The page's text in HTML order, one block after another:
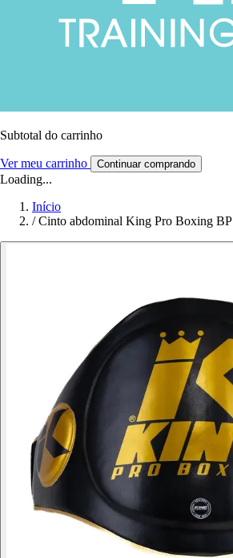
Subtotal do carrinho
Ver meu carrinho Continuar comprando
Loading...
Início
/ Cinto abdominal King Pro Boxing BP